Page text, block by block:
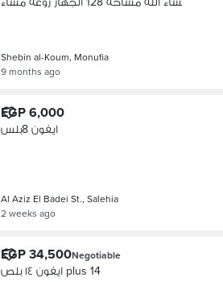
Shebin al-Koum, Monufia
9 months ago
EGP 6,000
ايفون 8بلس
Al Aziz El Badei St., Salehia
2 weeks ago
EGP 34,500Negotiable
ايفون ١٤ بلص plus 14